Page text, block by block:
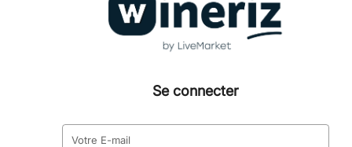
Se connecter
Votre E-mail